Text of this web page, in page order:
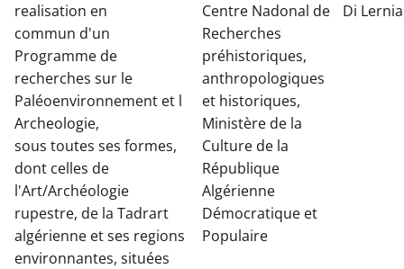
realisation en
commun d'un
Programme de
recherches sur le
Paléoenvironnement et l
Archeologie,
sous toutes ses formes,
dont celles de
l'Art/Archéologie
rupestre, de la Tadrart
algérienne et ses regions
environnantes, situées
Centre Nadonal de
Recherches
préhistoriques,
anthropologiques
et historiques,
Ministère de la
Culture de la
République
Algérienne
Démocratique et
Populaire
Di Lernia